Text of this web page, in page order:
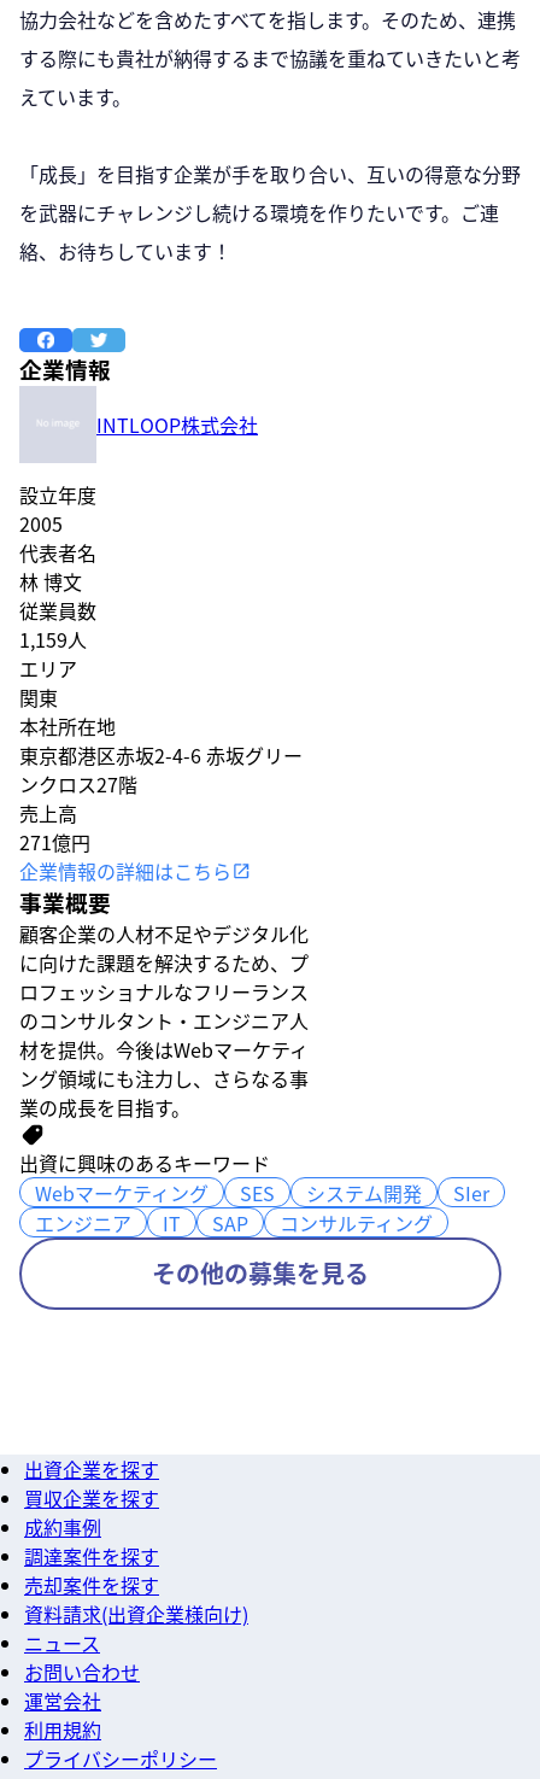
協力会社などを含めたすべてを指します。そのため、連携
する際にも貴社が納得するまで協議を重ねていきたいと考
えています。
「成長」を目指す企業が手を取り合い、互いの得意な分野
を武器にチャレンジし続ける環境を作りたいです。ご連
絡、お待ちしています！
企業情報
INTLOOP株式会社
設立年度
2005
代表者名
林 博文
従業員数
1,159人
エリア
関東
本社所在地
東京都港区赤坂2-4-6 赤坂グリー
ンクロス27階
売上高
271億円
企業情報の詳細はこちら
事業概要
顧客企業の人材不足やデジタル化
に向けた課題を解決するため、プ
ロフェッショナルなフリーランス
のコンサルタント・エンジニア人
材を提供。今後はWebマーケティ
ング領域にも注力し、さらなる事
業の成長を目指す。
出資に興味のあるキーワード
Webマーケティング
SES システム開発
SIer
エンジニア
IT SAP コンサルティング
Webマーケティング SES システム開発
SIer
エンジニア
IT SAP コンサルティング
その他の募集を見る
出資企業を探す
買収企業を探す
成約事例
調達案件を探す
売却案件を探す
資料請求(出資企業様向け)
ニュース
お問い合わせ
運営会社
利用規約
プライバシーポリシー